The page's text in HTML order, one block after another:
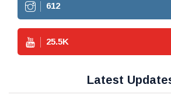
612
25.5K
Latest